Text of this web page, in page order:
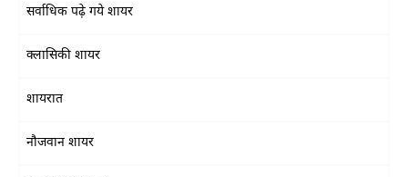
सर्वाधिक पढ़े गये शायर
क्लासिकी शायर
शायरात
नौजवान शायर